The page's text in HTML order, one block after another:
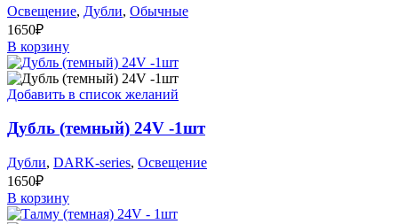
Освещение, Дубли, Обычные
1650₽
В корзину
Добавить в список желаний
Дубль (темный) 24V -1шт
Дубли, DARK-series, Освещение
1650₽
В корзину